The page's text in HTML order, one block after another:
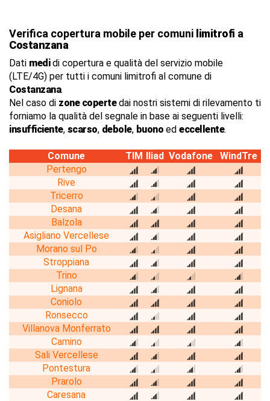
Verifica copertura mobile per comuni limitrofi a
Costanzana
Dati medidi copertura e qualità del servizio mobile
(LTE/4G) per tutti i comuni limitrofi al comune di
Costanzana.
Nel caso di zone copertedai nostri sistemi di rilevamento ti
forniamo la qualità del segnale in base ai seguenti livelli:
insufficiente, scarso, debole, buono ed eccellente.
Comune TIM Iliad Vodafone
WindTre
Pertengo
Rive
Tricerro
Desana
Balzola
Asigliano Vercellese
Morano sul Po
Stroppiana
Trino
Lignana
Coniolo
Ronsecco
Villanova Monferrato
Camino
Sali Vercellese
Pontestura
Prarolo
Caresana